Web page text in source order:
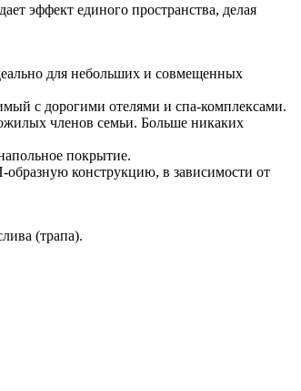
эффект единого пространства, делая
для небольших и совмещенных
с дорогими отелями и спа-комплексами.
членов семьи. Больше никаких
покрытие.
образную конструкцию, в зависимости от
(трапа).